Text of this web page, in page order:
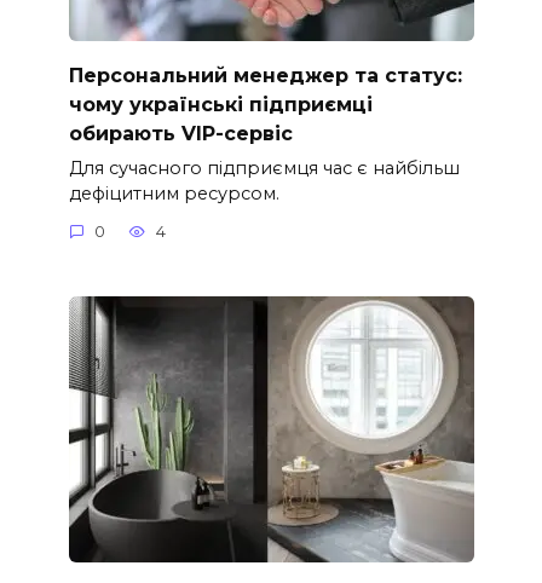
Персональний менеджер та статус:
чому українські підприємці
обирають VIP-сервіс
Для сучасного підприємця час є найбільш
дефіцитним ресурсом.
0 4